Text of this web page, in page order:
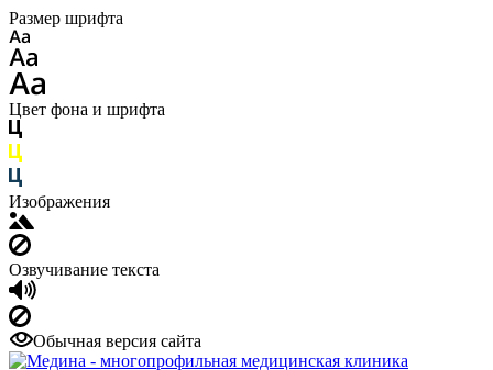
Размер шрифта
Цвет фона и шрифта
Изображения
Озвучивание текста
Обычная версия сайта